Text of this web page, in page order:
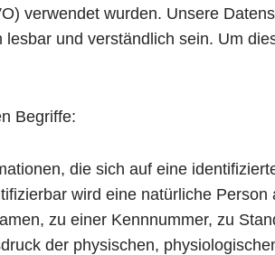
verwendet wurden. Unsere
und verständlich sein. Um
Begriffe:
die sich auf eine
wird eine natürliche
zu einer Kennnummer, zu
der physischen,